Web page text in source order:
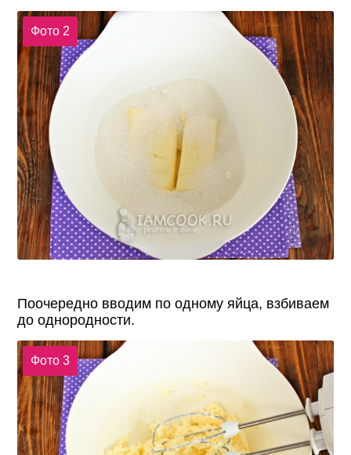
Фото 2
Поочередно вводим по одному яйца, взбиваем
до однородности.
Фото 3